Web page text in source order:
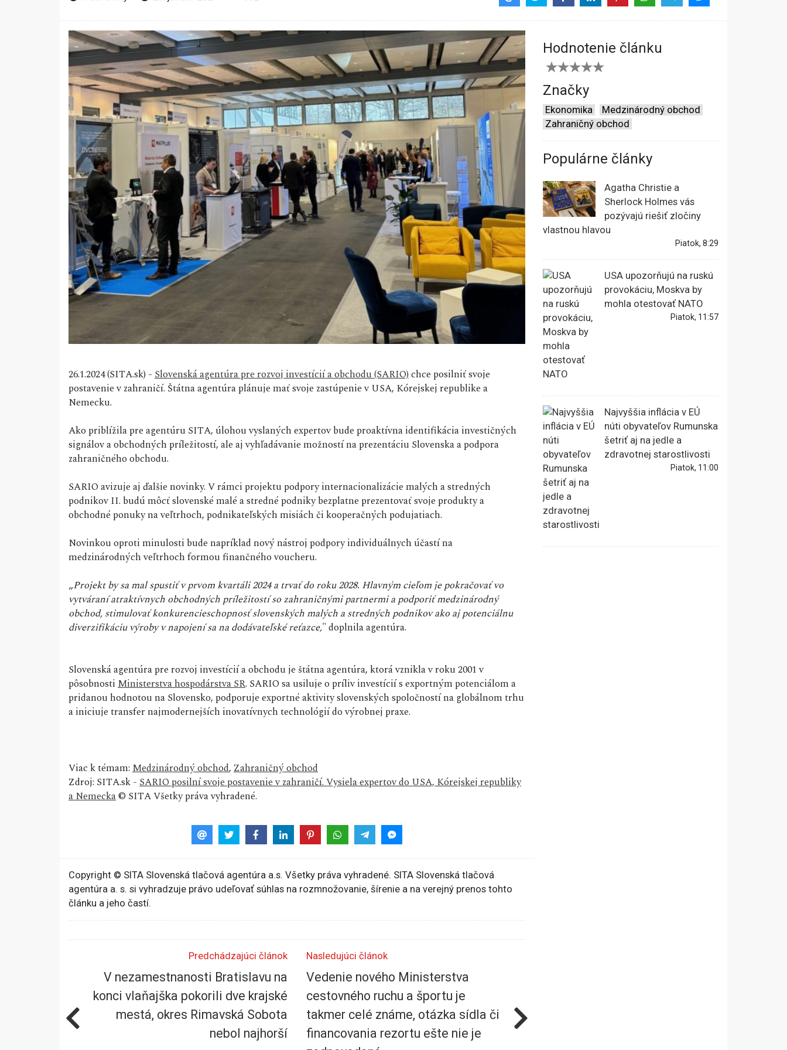
26.1.2024 (SITA.sk) -Slovenská agentúra pre rozvoj investícií a obchodu (SARIO)chce posilniť svoje
postavenie v zahraničí. Štátna agentúra plánuje mať svoje zastúpenie v USA, Kórejskej republike a
Nemecku.
Ako priblížila pre agentúru SITA, úlohou vyslaných expertov bude proaktívna identifikácia investičných
signálov a obchodných príležitostí, ale aj vyhľadávanie možností na prezentáciu Slovenska a podpora
zahraničného obchodu.
SARIO avizuje aj ďalšie novinky. V rámci projektu podpory internacionalizácie malých a stredných
podnikov II. budú môcť slovenské malé a stredné podniky bezplatne prezentovať svoje produkty a
obchodné ponuky na veľtrhoch, podnikateľských misiách či kooperačných podujatiach.
Novinkou oproti minulosti bude napríklad nový nástroj podpory individuálnych účastí na
medzinárodných veľtrhoch formou finančného voucheru.
„Projekt by sa mal spustiť v prvom kvartáli 2024 a trvať do roku 2028. Hlavným cieľom je pokračovať vo
vytváraní atraktívnych obchodných príležitostí so zahraničnými partnermi a podporiť medzinárodný
obchod, stimulovať konkurencieschopnosť slovenských malých a stredných podnikov ako aj potenciálnu
diverzifikáciu výroby v napojení sa na dodávateľské reťazce," doplnila agentúra.
Slovenská agentúra pre rozvoj investícií a obchodu je štátna agentúra, ktorá vznikla v roku 2001 v
pôsobnostiMinisterstva hospodárstva SR. SARIO sa usiluje o príliv investícií s exportným potenciálom a
pridanou hodnotou na Slovensko, podporuje exportné aktivity slovenských spoločností na globálnom trhu
a iniciuje transfer najmodernejších inovatívnych technológií do výrobnej praxe.
Viac k témam:Medzinárodný obchod,Zahraničný obchod
Zdroj: SITA.sk -SARIO posilní svoje postavenie v zahraničí. Vysiela expertov do USA, Kórejskej republiky
a Nemecka© SITA Všetky práva vyhradené.
Hodnotenie článku
Značky
Ekonomika
Medzinárodný obchod
Zahraničný obchod
Populárne články
Agatha Christie a
Sherlock Holmes vás
pozývajú riešiť zločiny
vlastnou hlavou
Piatok, 8:29
USA upozorňujú na ruskú
provokáciu, Moskva by
mohla otestovať NATO
Piatok, 11:57
Najvyššia inflácia v EÚ
núti obyvateľov Rumunska
šetriť aj na jedle a
zdravotnej starostlivosti
Piatok, 11:00
Copyright © SITA Slovenská tlačová agentúra a.s. Všetky práva vyhradené. SITA Slovenská tlačová
agentúra a. s. si vyhradzuje právo udeľovať súhlas na rozmnožovanie, šírenie a na verejný prenos tohto
článku a jeho častí.
Predchádzajúci článok
V nezamestnanosti Bratislavu na
konci vlaňajška pokorili dve krajské
mestá, okres Rimavská Sobota
nebol najhorší
Nasledujúci článok
Vedenie nového Ministerstva
cestovného ruchu a športu je
takmer celé známe, otázka sídla či
financovania rezortu ešte nie je